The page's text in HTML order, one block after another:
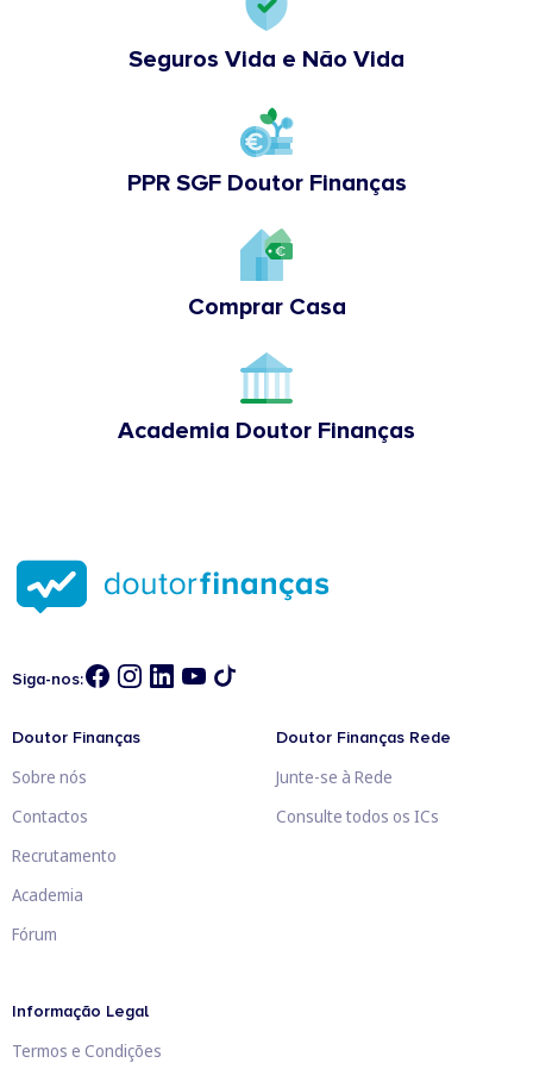
Seguros Vida e Não Vida
PPR SGF Doutor Finanças
Comprar Casa
Academia Doutor Finanças
Siga-nos:
Doutor Finanças
Sobre nós
Contactos
Recrutamento
Academia
Fórum
Doutor Finanças Rede
Junte-se à Rede
Consulte todos os ICs
Informação Legal
Termos e Condições